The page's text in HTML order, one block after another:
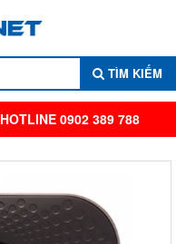
TÌM KIẾM
HOTLINE 0902 389 788